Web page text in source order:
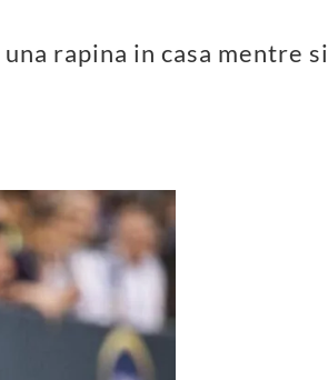
rapina in casa mentre si